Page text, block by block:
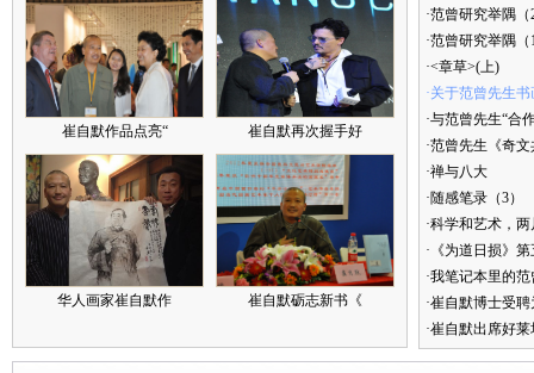
崔自默作品点亮“ 崔自默再次握手好
华人画家崔自默作 崔自默砺志新书《
·范曾研究举隅（
·范曾研究举隅（
·<章草>(上)
·关于范曾先生
·与范曾先生“合
·范曾先生《奇
·禅与八大
·随感笔录（3）
·科学和艺术，
·《为道日损》
·我笔记本里的
·崔自默博士受
·崔自默出席好